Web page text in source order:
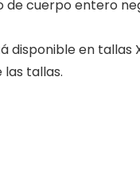
de cuerpo entero
disponible en tallas
tallas.